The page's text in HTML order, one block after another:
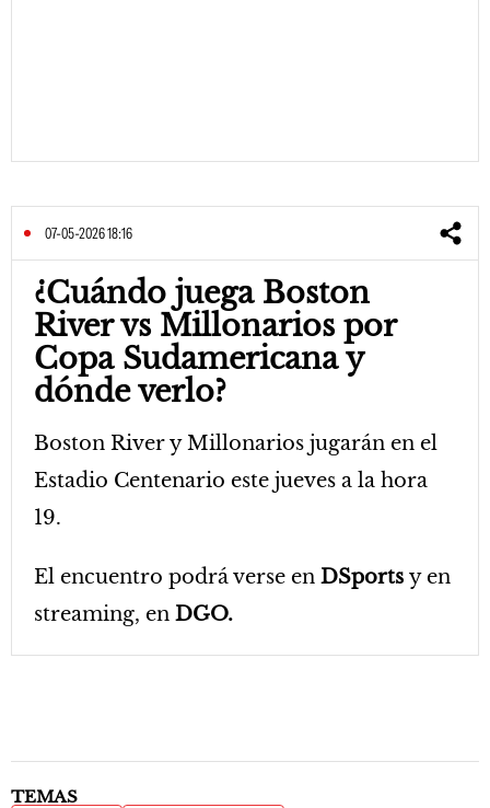
07-05-2026 18:16
¿Cuándo juega Boston
River vs Millonarios por
Copa Sudamericana y
dónde verlo?
Boston River y Millonarios jugarán en el
Estadio Centenario este jueves a la hora
19.
El encuentro podrá verse en DSports y en
streaming, en DGO.
TEMAS